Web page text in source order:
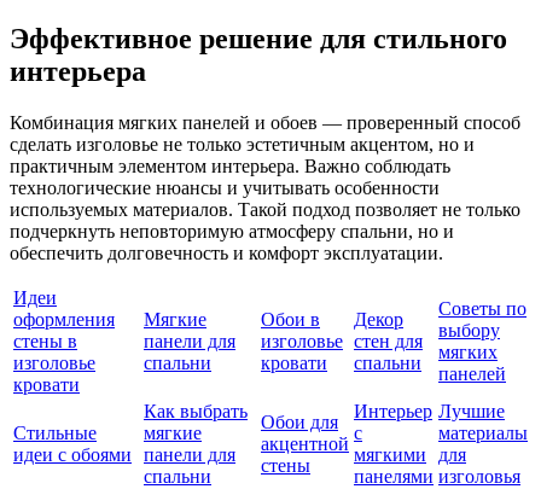
Эффективное решение для стильного
интерьера
Комбинация мягких панелей и обоев — проверенный способ
сделать изголовье не только эстетичным акцентом, но и
практичным элементом интерьера. Важно соблюдать
технологические нюансы и учитывать особенности
используемых материалов. Такой подход позволяет не только
подчеркнуть неповторимую атмосферу спальни, но и
обеспечить долговечность и комфорт эксплуатации.
Идеи
оформления
стены в
изголовье
кровати
Мягкие
панели для
спальни
Обои в
изголовье
кровати
Декор
стен для
спальни
Советы по
выбору
мягких
панелей
Стильные
идеи с обоями
Как выбрать
мягкие
панели для
спальни
Обои для
акцентной
стены
Интерьер
с
мягкими
панелями
Лучшие
материалы
для
изголовья